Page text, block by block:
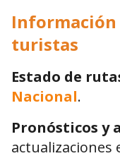
turistas
Estado de
Nacional.
Pronósticos y
actualizaciones